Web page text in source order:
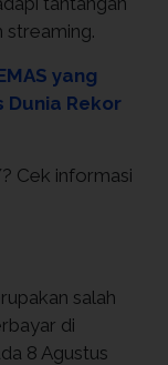
streaming.
yang
Dunia Rekor
Cek informasi
salah
di
8 Agustus